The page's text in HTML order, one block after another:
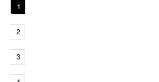
1
2
3